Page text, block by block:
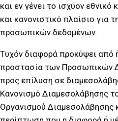
και εν γένει το ισχύον
και κανονιστικό πλαίσιο για
προσωπικών δεδομένων.
Tυχόν διαφορά προκύψει από
προστασία των Προσωπικών
προς επίλυση σε
Κανονισμό Διαμεσολάβησης
Οργανισμού Διαμεσολάβησης